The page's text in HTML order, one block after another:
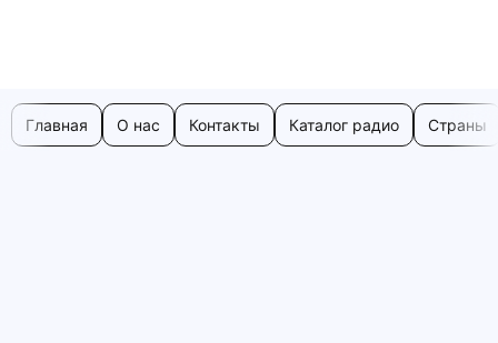
Главная О нас Контакты Каталог радио Страны